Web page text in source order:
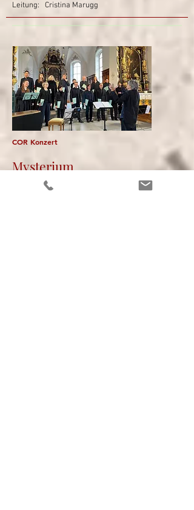
Leitung: Cristina Marugg
COR Konzert
Mysterium
für 4-8 stimmigen Chor, Violoncello, Orgel und